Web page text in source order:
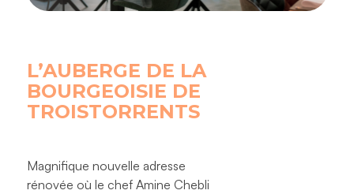
L’AUBERGE DE LA
BOURGEOISIE DE
TROISTORRENTS
Magnifique nouvelle adresse
rénovée où le chef Amine Chebli